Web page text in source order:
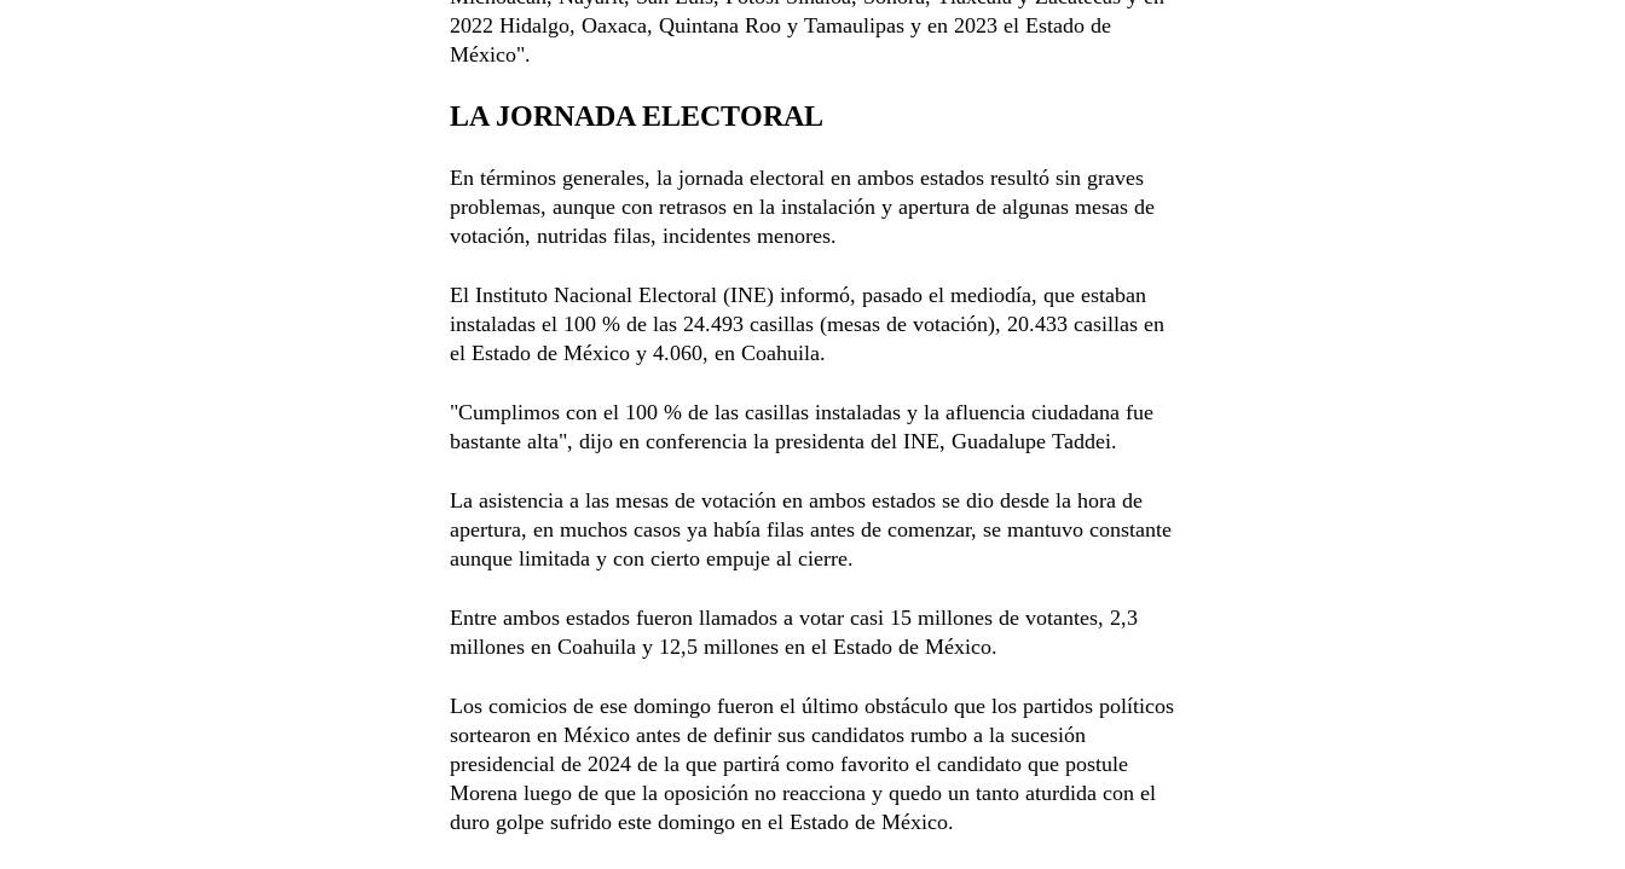
2022 Hidalgo, Oaxaca, Quintana Roo y Tamaulipas y en 2023 el Estado de
México".
LA JORNADA ELECTORAL
En términos generales, la jornada electoral en ambos estados resultó sin graves
problemas, aunque con retrasos en la instalación y apertura de algunas mesas de
votación, nutridas filas, incidentes menores.
El Instituto Nacional Electoral (INE) informó, pasado el mediodía, que estaban
instaladas el 100 % de las 24.493 casillas (mesas de votación), 20.433 casillas en
el Estado de México y 4.060, en Coahuila.
"Cumplimos con el 100 % de las casillas instaladas y la afluencia ciudadana fue
bastante alta", dijo en conferencia la presidenta del INE, Guadalupe Taddei.
La asistencia a las mesas de votación en ambos estados se dio desde la hora de
apertura, en muchos casos ya había filas antes de comenzar, se mantuvo constante
aunque limitada y con cierto empuje al cierre.
Entre ambos estados fueron llamados a votar casi 15 millones de votantes, 2,3
millones en Coahuila y 12,5 millones en el Estado de México.
Los comicios de ese domingo fueron el último obstáculo que los partidos políticos
sortearon en México antes de definir sus candidatos rumbo a la sucesión
presidencial de 2024 de la que partirá como favorito el candidato que postule
Morena luego de que la oposición no reacciona y quedo un tanto aturdida con el
duro golpe sufrido este domingo en el Estado de México.